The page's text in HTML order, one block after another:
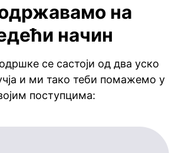
на
начин
се састоји од два уско
и ми тако теби помажемо у
поступцима: